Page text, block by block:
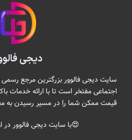
دیجی
سایت دیجی فالوور بزرگترین مرجع
اجتماعی مفتخر است تا با ارائه خدمات
قیمت ممکن شما را در مسیر رسیدن به
😍با سایت دیجی فالوور